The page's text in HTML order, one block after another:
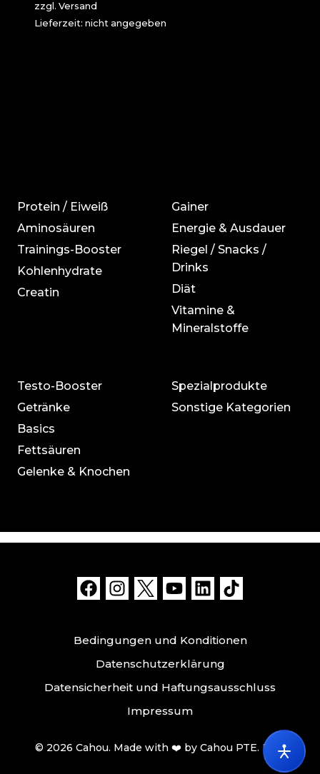
zzgl. Versand
Lieferzeit: nicht angegeben
Protein / Eiweiß
Aminosäuren
Trainings-Booster
Kohlenhydrate
Creatin
Gainer
Energie & Ausdauer
Riegel / Snacks /
Drinks
Diät
Vitamine &
Mineralstoffe
Testo-Booster
Getränke
Basics
Fettsäuren
Gelenke & Knochen
Spezialprodukte
Sonstige Kategorien
Bedingungen und Konditionen
Datenschutzerklärung
Datensicherheit und Haftungsausschluss
Impressum
© 2026 Cahou. Made with ❤️ by Cahou PTE. LTD.